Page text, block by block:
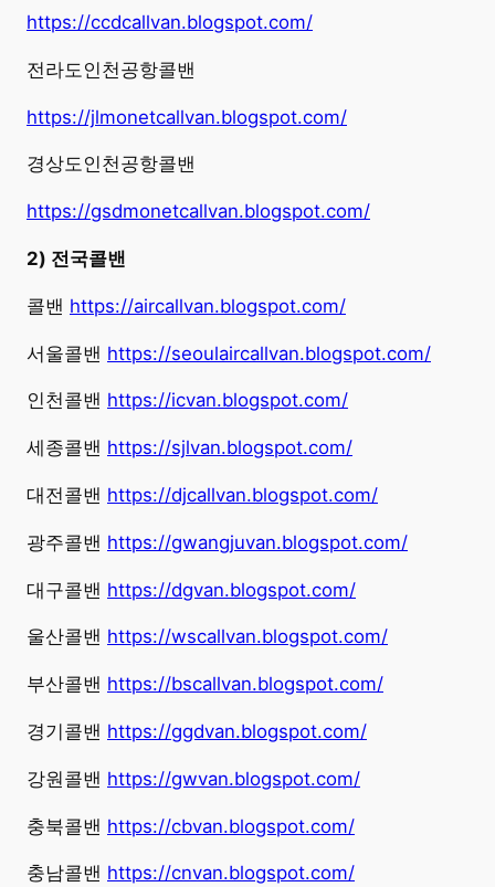
https://ccdcallvan.blogspot.com/
전라도인천공항콜밴
https://jlmonetcallvan.blogspot.com/
경상도인천공항콜밴
https://gsdmonetcallvan.blogspot.com/
2) 전국콜밴
콜밴 https://aircallvan.blogspot.com/
서울콜밴 https://seoulaircallvan.blogspot.com/
인천콜밴 https://icvan.blogspot.com/
세종콜밴 https://sjlvan.blogspot.com/
대전콜밴 https://djcallvan.blogspot.com/
광주콜밴 https://gwangjuvan.blogspot.com/
대구콜밴 https://dgvan.blogspot.com/
울산콜밴 https://wscallvan.blogspot.com/
부산콜밴 https://bscallvan.blogspot.com/
경기콜밴 https://ggdvan.blogspot.com/
강원콜밴 https://gwvan.blogspot.com/
충북콜밴 https://cbvan.blogspot.com/
충남콜밴 https://cnvan.blogspot.com/